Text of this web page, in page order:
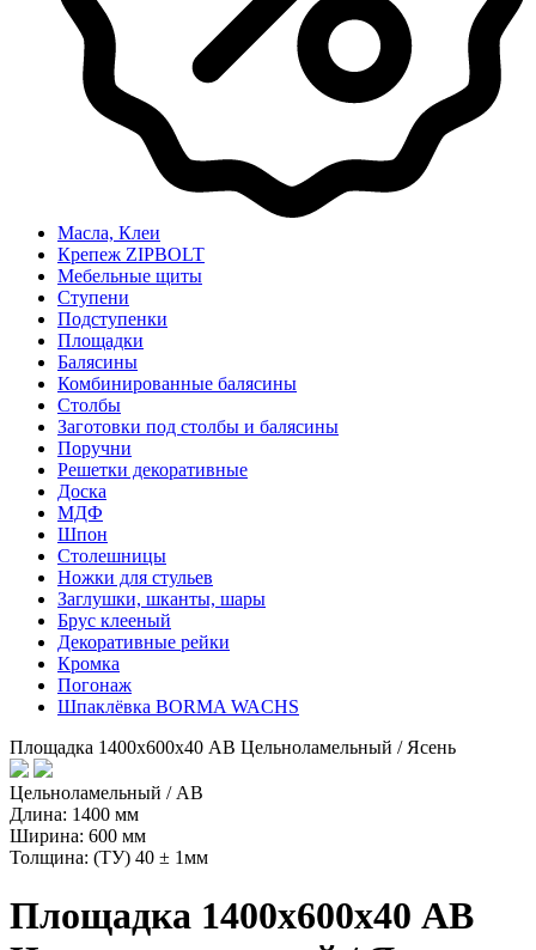
Масла, Клеи
Крепеж ZIPBOLT
Мебельные щиты
Ступени
Подступенки
Площадки
Балясины
Комбинированные балясины
Столбы
Заготовки под столбы и балясины
Поручни
Решетки декоративные
Доска
МДФ
Шпон
Столешницы
Ножки для стульев
Заглушки, шканты, шары
Брус клееный
Декоративные рейки
Кромка
Погонаж
Шпаклёвка BORMA WACHS
Площадка 1400х600х40 АВ Цельноламельный / Ясень
Цельноламельный / AB
Длина: 1400 мм
Ширина: 600 мм
Толщина: (ТУ) 40 ± 1мм
Площадка 1400х600х40 АВ